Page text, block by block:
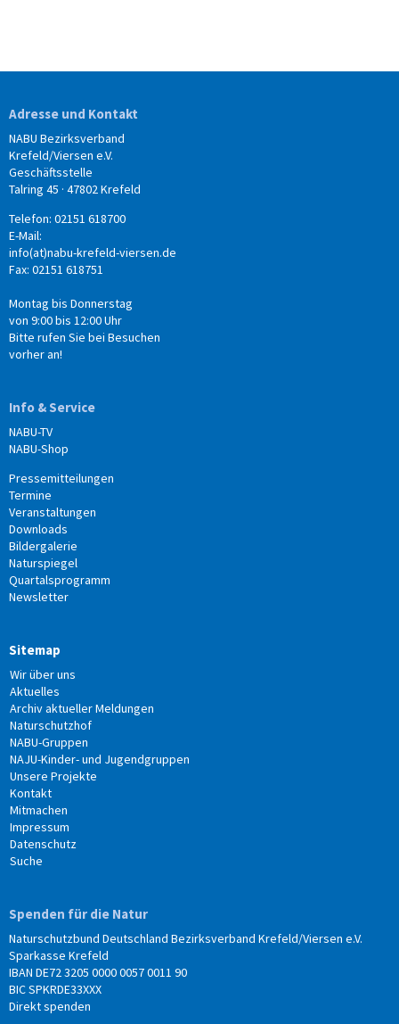
Adresse und Kontakt
NABU Bezirksverband
Krefeld/Viersen e.V.
Geschäftsstelle
Talring 45 · 47802 Krefeld
Telefon: 02151 618700
E-Mail:
info(at)nabu-krefeld-viersen.de
Fax: 02151 618751
Montag bis Donnerstag
von 9:00 bis 12:00 Uhr
Bitte rufen Sie bei Besuchen
vorher an!
Info & Service
NABU-TV
NABU-Shop
Pressemitteilungen
Termine
Veranstaltungen
Downloads
Bildergalerie
Naturspiegel
Quartalsprogramm
Newsletter
Sitemap
Wir über uns
Aktuelles
Archiv aktueller Meldungen
Naturschutzhof
NABU-Gruppen
NAJU-Kinder- und Jugendgruppen
Unsere Projekte
Kontakt
Mitmachen
Impressum
Datenschutz
Suche
Spenden für die Natur
Naturschutzbund Deutschland Bezirksverband Krefeld/Viersen e.V.
Sparkasse Krefeld
IBAN DE72 3205 0000 0057 0011 90
BIC SPKRDE33XXX
Direkt spenden